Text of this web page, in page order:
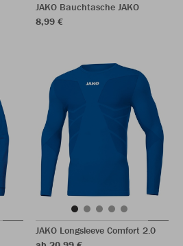
JAKO Bauchtasche JAKO
8,99 €
JAKO Longsleeve Comfort 2.0